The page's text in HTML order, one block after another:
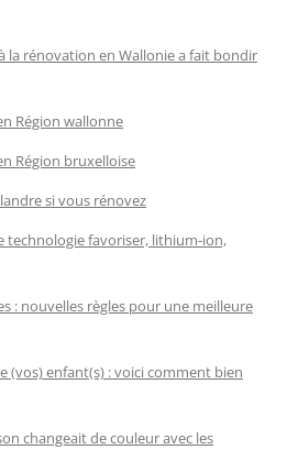
la rénovation en Wallonie a fait bondir
Région wallonne
Région bruxelloise
si vous rénovez
technologie favoriser, lithium-ion,
: nouvelles règles pour une meilleure
(vos) enfant(s) : voici comment bien
changeait de couleur avec les